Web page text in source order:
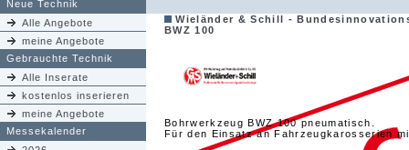
Neue Technik
Alle Angebote
meine Angebote
Gebrauchte Technik
Alle Inserate
kostenlos inserieren
meine Angebote
Messekalender
Wieländer & Schill -
BWZ 100
Bohrwerkzeug BWZ 100 pneumatisch.
Für den Einsatz an Fahrzeugkarosserien